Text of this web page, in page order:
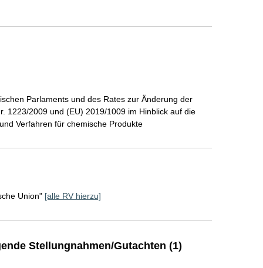
Parlaments und des Rates zur Änderung der
1223/2009 und (EU) 2019/1009 im Hinblick auf die
Verfahren für chemische Produkte
Union" [alle RV hierzu]
Stellungnahmen/Gutachten (1)